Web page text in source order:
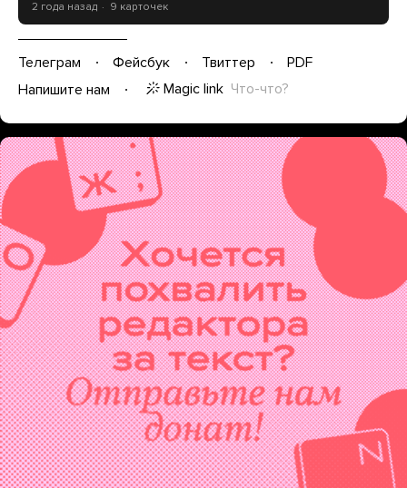
2 года назад 9 карточек
Телеграм Фейсбук Твиттер
PDF
Напишите нам
Magic link Что-что?